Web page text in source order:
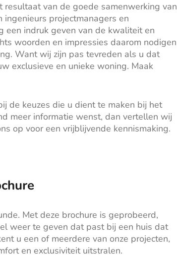
resultaat van de goede samenwerking van
projectmanagers en
een indruk geven van de kwaliteit en
woorden en impressies daarom nodigen
Want wij zijn pas tevreden als u dat
exclusieve en unieke woning. Maak
de keuzes die u dient te maken bij het
meer informatie wenst, dan vertellen wij
op voor een vrijblijvende kennismaking.
Met deze brochure is geprobeerd,
weer te geven dat past bij een huis dat
u een of meerdere van onze projecten,
en exclusiviteit uitstralen.